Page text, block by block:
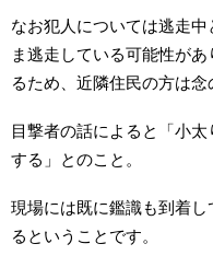
なお犯人については逃走
ま逃走している可能性が
るため、近隣住民の方は念
目撃者の話によると「小
する」とのこと。
現場には既に鑑識も到着
るということです。